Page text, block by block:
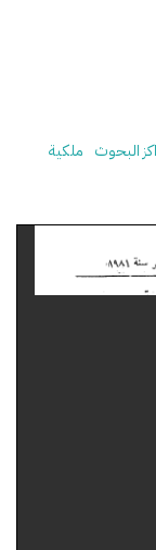
البحوث ملكية